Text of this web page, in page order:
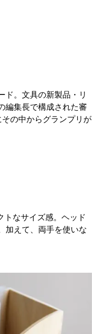
ド。文具の新製品・リ
編集長で構成された審
の中からグランプリが
トなサイズ感。ヘッド
加えて、両手を使いな